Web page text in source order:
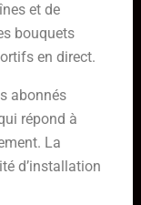
et de
bouquets
en direct.
abonnés
répond à
La
d’installation